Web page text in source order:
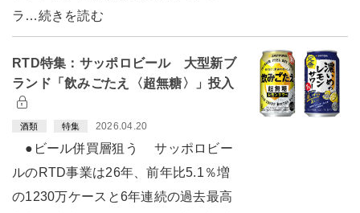
ラ…続きを読む
RTD特集：サッポロビール 大型新ブ
ランド「飲みごたえ〈超無糖〉」投入
酒類 特集 2026.04.20
●ビール併買層狙う サッポロビー
ルのRTD事業は26年、前年比5.1％増
の1230万ケースと6年連続の過去最高